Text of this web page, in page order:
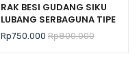
RAK BESI GUDANG SIKU
LUBANG SERBAGUNA TIPE
JUNO B01 GALVANIS –
SHELVING PLAT
Rp750.000 Rp800.000